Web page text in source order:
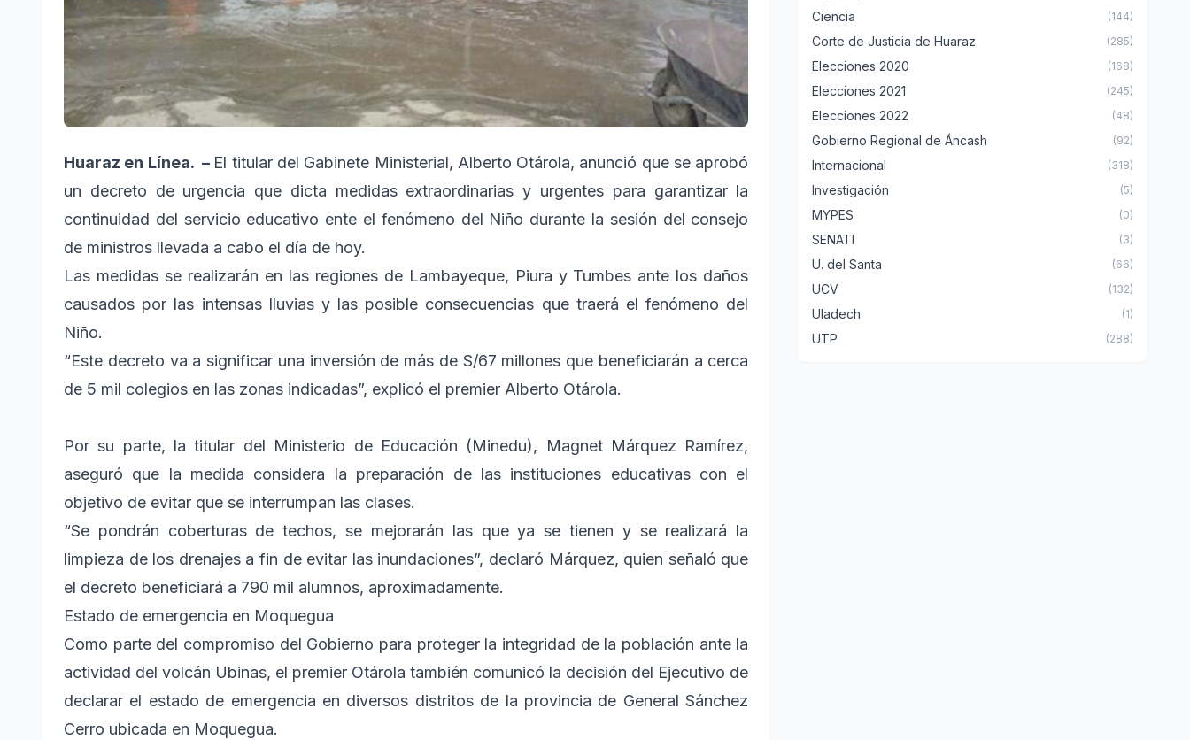
Huaraz en Línea. – El titular del Gabinete Ministerial, Alberto Otárola, anunció que se aprobó
un decreto de urgencia que dicta medidas extraordinarias y urgentes para garantizar la
continuidad del servicio educativo ente el fenómeno del Niño durante la sesión del consejo
de ministros llevada a cabo el día de hoy.
Las medidas se realizarán en las regiones de Lambayeque, Piura y Tumbes ante los daños
causados por las intensas lluvias y las posible consecuencias que traerá el fenómeno del
Niño.
“Este decreto va a significar una inversión de más de S/67 millones que beneficiarán a cerca
de 5 mil colegios en las zonas indicadas”, explicó el premier Alberto Otárola.
Por su parte, la titular del Ministerio de Educación (Minedu), Magnet Márquez Ramírez,
aseguró que la medida considera la preparación de las instituciones educativas con el
objetivo de evitar que se interrumpan las clases.
“Se pondrán coberturas de techos, se mejorarán las que ya se tienen y se realizará la
limpieza de los drenajes a fin de evitar las inundaciones”, declaró Márquez, quien señaló que
el decreto beneficiará a 790 mil alumnos, aproximadamente.
Estado de emergencia en Moquegua
Como parte del compromiso del Gobierno para proteger la integridad de la población ante la
actividad del volcán Ubinas, el premier Otárola también comunicó la decisión del Ejecutivo de
declarar el estado de emergencia en diversos distritos de la provincia de General Sánchez
Cerro ubicada en Moquegua.
Ciencia (144)
Corte de Justicia de Huaraz (285)
Elecciones 2020 (168)
Elecciones 2021 (245)
Elecciones 2022 (48)
Gobierno Regional de Áncash (92)
Internacional (318)
Investigación (5)
MYPES (0)
SENATI (3)
U. del Santa (66)
UCV (132)
Uladech (1)
UTP (288)